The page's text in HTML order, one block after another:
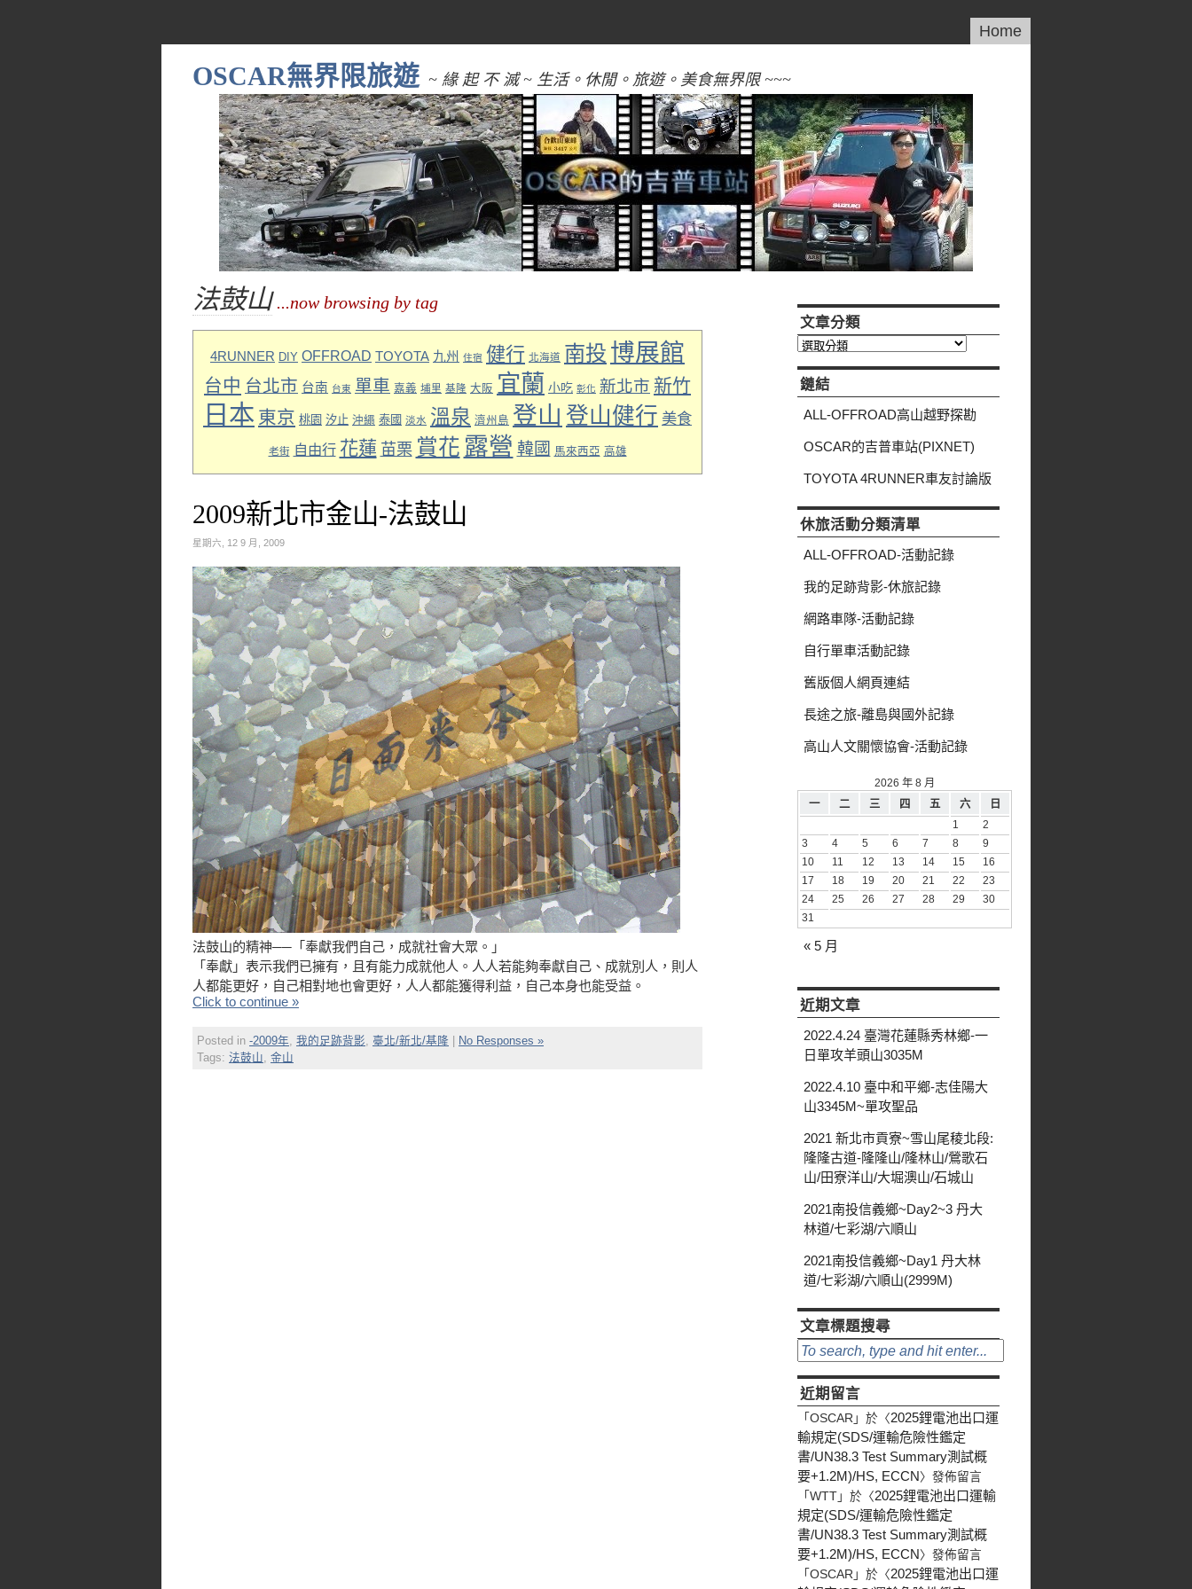
Home
OSCAR無界限旅遊 ~ 緣 起 不 滅 ~ 生活。休閒。旅遊。美食無界限 ~~~
法鼓山...now browsing by tag
4RUNNER DIY OFFROAD TOYOTA 九州 住宿 健行 北海道 南投 博展館
台中 台北市 台南 台東 單車 嘉義 埔里 基隆 大阪 宜蘭 小吃 彰化 新北市 新竹
日本 東京 桃園 汐止 沖繩 泰國 淡水 溫泉 濟州島 登山 登山健行 美食
老街 自由行 花蓮 苗栗 賞花 露營 韓國 馬來西亞 高雄
2009新北市金山-法鼓山
星期六, 12 9 月, 2009
法鼓山的精神──「奉獻我們自己，成就社會大眾。」
「奉獻」表示我們已擁有，且有能力成就他人。人人若能夠奉獻自己、成就別人，則人
人都能更好，自己相對地也會更好，人人都能獲得利益，自己本身也能受益。
Click to continue »
Posted in -2009年, 我的足跡背影, 臺北/新北/基隆
No Responses »
Tags: 法鼓山, 金山
文章分類
文
分
類
鏈結
ALL-OFFROAD高山越野探勘
OSCAR的吉普車站(PIXNET)
TOYOTA 4RUNNER車友討論版
休旅活動分類清單
ALL-OFFROAD-活動記錄
我的足跡背影-休旅記錄
網路車隊-活動記錄
自行單車活動記錄
舊版個人網頁連結
長途之旅-離島與國外記錄
高山人文關懷協會-活動記錄
2026 年 8 月
一
二 三 四 五 六
日
1
2
3
4 5 6 7 8
9
10
11 12 13 14 15
16
17
18 19 20 21 22
23
24
25 26 27 28 29
30
31
« 5 月
近期文章
2022.4.24 臺灣花蓮縣秀林鄉-一
日單攻羊頭山3035M
2022.4.10 臺中和平鄉-志佳陽大
山3345M~單攻聖品
2021 新北市貢寮~雪山尾稜北段:
隆隆古道-隆隆山/隆林山/鶯歌石
山/田寮洋山/大堀澳山/石城山
2021南投信義鄉~Day2~3 丹大
林道/七彩湖/六順山
2021南投信義鄉~Day1 丹大林
道/七彩湖/六順山(2999M)
文章標題搜尋
近期留言
「 OSCAR 」於〈2025鋰電池出口運
輸規定(SDS/運輸危險性鑑定
書/UN38.3 Test Summary測試概
要+1.2M)/HS, ECCN〉發佈留言
「 WTT 」於〈2025鋰電池出口運輸
規定(SDS/運輸危險性鑑定
書/UN38.3 Test Summary測試概
要+1.2M)/HS, ECCN〉發佈留言
「 OSCAR 」於〈2025鋰電池出口運